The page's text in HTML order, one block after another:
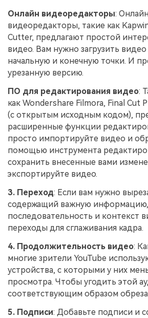
Онлайн видеоредакторы:
видеоредакторы, такие как
Cutter, предлагают простой
видео. Вам нужно загрузить видео
начальную и конечную точки. И
урезанную версию.
ПО для редактирования видео:
как Wondershare Filmora, Final Cut
(с открытым исходным кодом),
расширенные функции
просто импортируйте видео и
помощью инструмента
сохранить внесенные вами
экспортируйте видео.
3. Переход: Если вам нужно
содержащий важную информацию,
последовательность и контекст
переходы для сглаживания кадра.
4. Продолжительность видео:
многие зрители YouTube
устройства, с которыми у них
просмотра. Чтобы угодить этой
соответствующим образом
5. Подписи: Добавьте подписи и